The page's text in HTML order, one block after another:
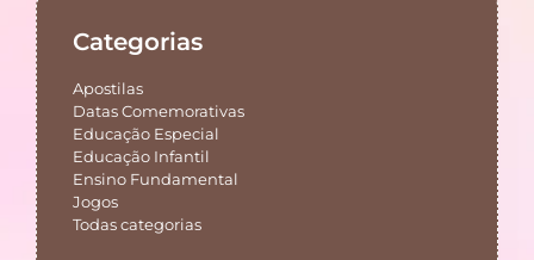
Categorias
Apostilas
Datas Comemorativas
Educação Especial
Educação Infantil
Ensino Fundamental
Jogos
Todas categorias